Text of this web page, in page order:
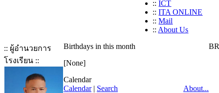
:: ICT
:: ITA ONLINE
:: Mail
:: About Us
:: ผู้อำนวยการ
โรงเรียน ::
Birthdays in this month
[None]
Calendar
Calendar | Search About...